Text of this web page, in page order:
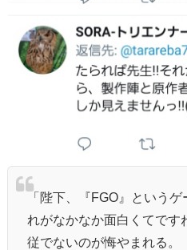
「陛下、『FGO』という
れがなかなか面白くてで
従でないのが悔やまれる。